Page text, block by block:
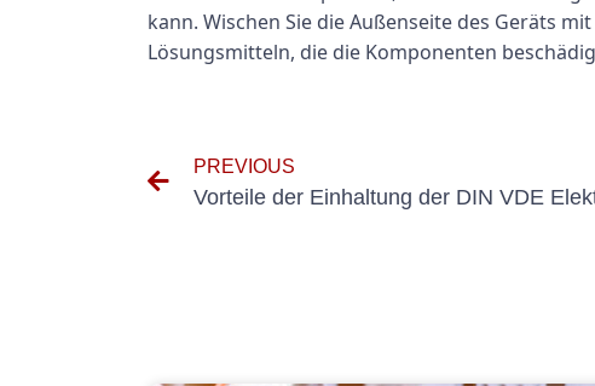
kann. Wischen Sie die Außenseite des Geräts
Lösungsmitteln, die die Komponenten
PREVIOUS